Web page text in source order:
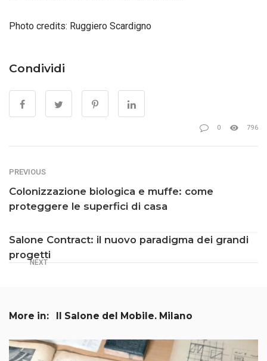
Photo credits: Ruggiero Scardigno
Condividi
0 796
PREVIOUS
Colonizzazione biologica e muffe: come
proteggere le superfici di casa
NEXT
Salone Contract: il nuovo paradigma dei grandi
progetti
More in: Il Salone del Mobile. Milano